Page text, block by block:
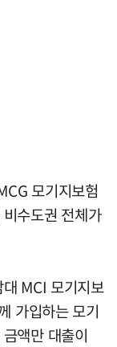
모기지보험
수도권 전체가
MCI 모기지보
가입하는 모기
액만 대출이